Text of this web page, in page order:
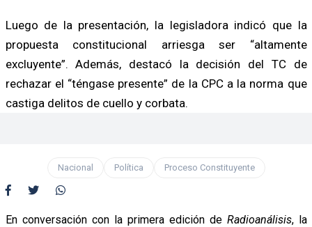
Luego de la presentación, la legisladora indicó que la
propuesta constitucional arriesga ser “altamente
excluyente”. Además, destacó la decisión del TC de
rechazar el “téngase presente” de la CPC a la norma que
castiga delitos de cuello y corbata.
Nacional Política Proceso Constituyente
En conversación con la primera edición de Radioanálisis, la